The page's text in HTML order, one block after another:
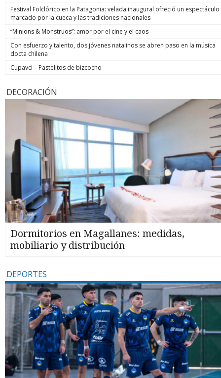
Festival Folclórico en la Patagonia: velada inaugural ofreció un espectáculo
marcado por la cueca y las tradiciones nacionales
“Minions & Monstruos”: amor por el cine y el caos
Con esfuerzo y talento, dos jóvenes natalinos se abren paso en la música
docta chilena
Cupavci – Pastelitos de bizcocho
DECORACIÓN
Dormitorios en Magallanes: medidas,
mobiliario y distribución
DEPORTES